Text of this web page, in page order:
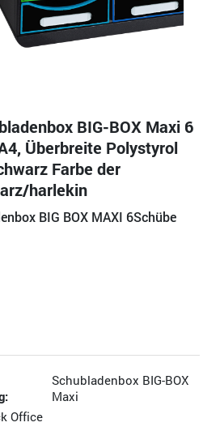
BIG-BOX Maxi 6
Überbreite Polystyrol
Farbe der
harlekin
BIG BOX MAXI 6Schübe
Schubladenbox BIG-BOX
Maxi
Office